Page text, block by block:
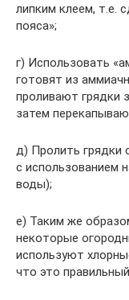
липким клеем, т.е.
пояса»;
г) Использовать
готовят из
проливают грядки
затем
д) Пролить грядки
с использованием
воды);
е) Таким же
некоторые
используют
что это